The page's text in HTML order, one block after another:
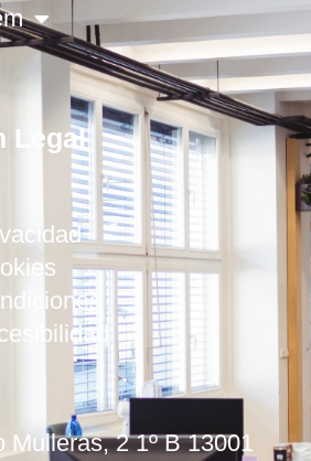
Legal
Mulleras, 2 1º B 13001